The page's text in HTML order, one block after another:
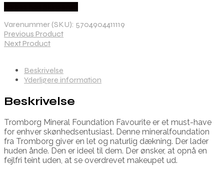
Varenummer (SKU): 5704904411119
Previous Product
Next Product
Beskrivelse
Yderligere information
Beskrivelse
Tromborg Mineral Foundation Favourite er et must-have
for enhver skønhedsentusiast. Denne mineralfoundation
fra Tromborg giver en let og naturlig dækning. Der lader
huden ånde. Den er ideel til dem. Der ønsker, at opnå en
fejlfri teint uden, at se overdrevet makeupet ud.